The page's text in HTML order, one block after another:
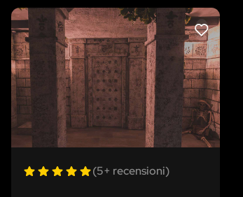
LIKE
(5+ recensioni)